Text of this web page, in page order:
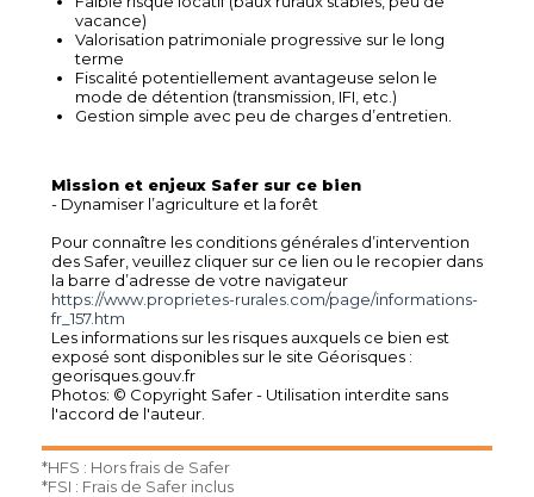
vacance)
Valorisation patrimoniale progressive sur le long
terme
Fiscalité potentiellement avantageuse selon le
mode de détention (transmission, IFI, etc.)
Gestion simple avec peu de charges d’entretien.
Mission et enjeux Safer sur ce bien
- Dynamiser l’agriculture et la forêt
Pour connaître les conditions générales d’intervention
des Safer, veuillez cliquer sur ce lien ou le recopier dans
la barre d’adresse de votre navigateur
https://www.proprietes-rurales.com/page/informations-
fr_157.htm
Les informations sur les risques auxquels ce bien est
exposé sont disponibles sur le site Géorisques :
georisques.gouv.fr
Photos: © Copyright Safer - Utilisation interdite sans
l'accord de l'auteur.
*HFS : Hors frais de Safer
*FSI : Frais de Safer inclus